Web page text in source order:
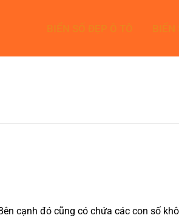
cạnh đó cũng có chứa các con số